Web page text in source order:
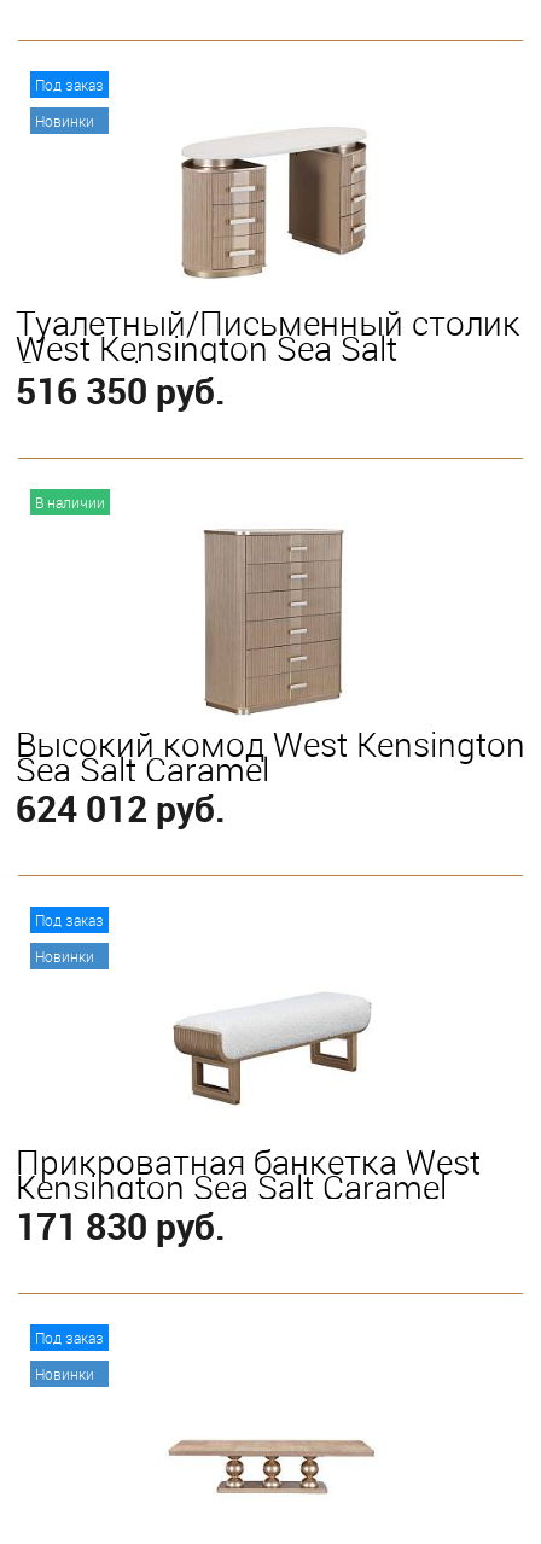
Под заказ
Новинки
Туалетный/Письменный столик
West Kensington Sea Salt
Caramel
516 350 руб.
В наличии
Высокий комод West Kensington
Sea Salt Caramel
624 012 руб.
Под заказ
Новинки
Прикроватная банкетка West
Kensington Sea Salt Caramel
171 830 руб.
Под заказ
Новинки